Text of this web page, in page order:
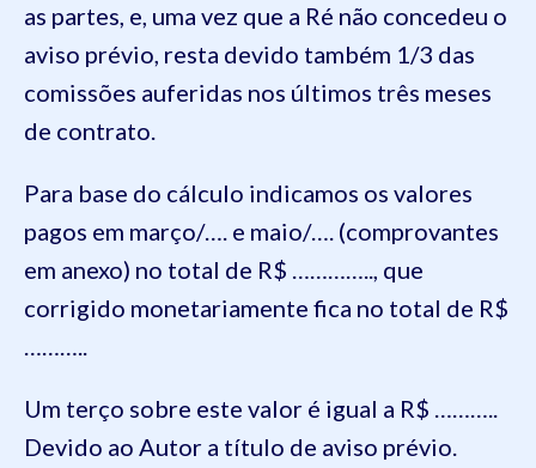
as partes, e, uma vez que a Ré não concedeu o
aviso prévio, resta devido também 1/3 das
comissões auferidas nos últimos três meses
de contrato.
Para base do cálculo indicamos os valores
pagos em março/…. e maio/…. (comprovantes
em anexo) no total de R$ ………….., que
corrigido monetariamente fica no total de R$
………..
Um terço sobre este valor é igual a R$ ………..
Devido ao Autor a título de aviso prévio.